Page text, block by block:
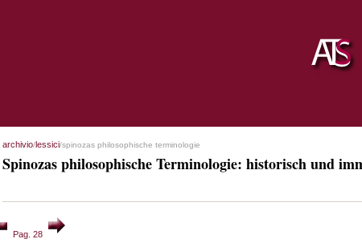
archivio/lessici/spinozas philosophische terminologie
Spinozas philosophische Terminologie: historisch und
Pag. 28